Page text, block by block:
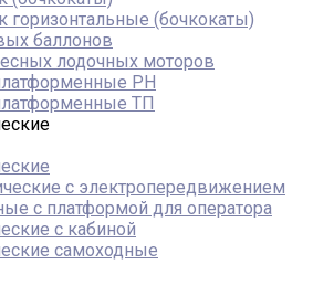
горизонтальные (бочкокаты)
баллонов
лодочных моторов
PH
ТП
с электропередвижением
с платформой для оператора
с кабиной
самоходные